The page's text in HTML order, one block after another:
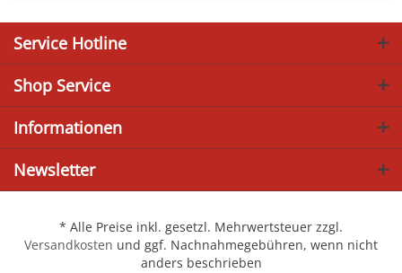
Service Hotline
Shop Service
Informationen
Newsletter
* Alle Preise inkl. gesetzl. Mehrwertsteuer zzgl.
Versandkosten und ggf. Nachnahmegebühren, wenn nicht
anders beschrieben